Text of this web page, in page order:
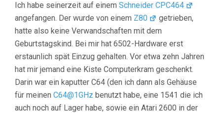
Ich habe seinerzeit auf einem Schneider CPC464
angefangen. Der wurde von einem Z80
getrieben,
hatte also keine Verwandschaften mit dem
Geburtstagskind. Bei mir hat 6502-Hardware erst
erstaunlich spät Einzug gehalten. Vor etwa zehn Jahren
hat mir jemand eine Kiste Computerkram geschenkt.
Darin war ein kaputter C64 (den ich dann als Gehäuse
für meinen C64@1GHz benutzt habe, eine 1541 die ich
auch noch auf Lager habe, sowie ein Atari 2600 in der